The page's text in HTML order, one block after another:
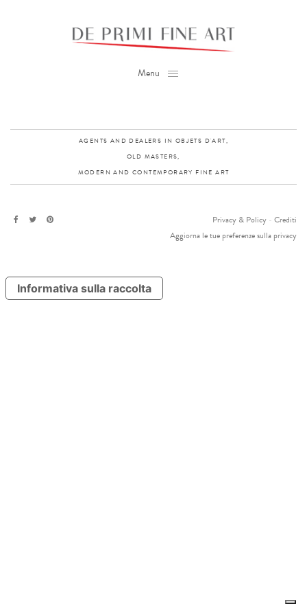
Menu
AGENTS AND DEALERS IN OBJETS D'ART,
OLD MASTERS,
MODERN AND CONTEMPORARY FINE ART
Privacy & Policy - Crediti
Aggiorna le tue preferenze sulla privacy
Informativa sulla raccolta